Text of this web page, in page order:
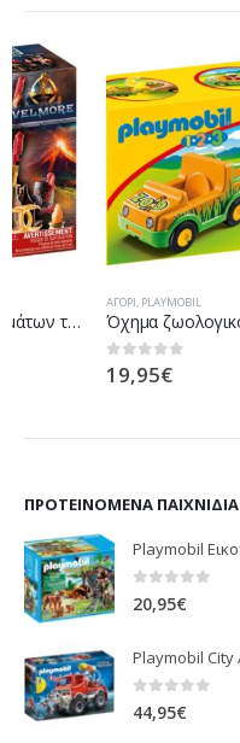
PLAYMOBIL
ΠΡΟΤΕΙΝΌΜΕΝΑ ΠΑΙΧΝΊΔΙΑ
0 out of 5
20,95€
44,95€